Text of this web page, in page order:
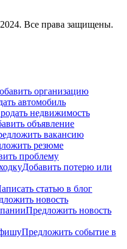
Все права защищены.
организацию
автомобиль
недвижимость
объявление
вакансию
резюме
проблему
Добавить потерю или
статью в блог
новость
Предложить новость
Предложить событие в